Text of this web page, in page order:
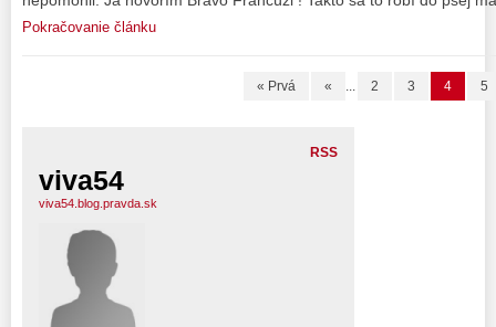
Pokračovanie článku
« Prvá « ... 2 3 4 5
RSS
viva54
viva54.blog.pravda.sk